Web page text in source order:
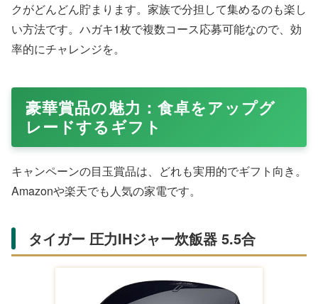
クがどんどん貯まります。家族で分担して集めるのも楽し
い方法です。ハガキ1枚で複数コース応募可能なので、効
率的にチャレンジを。
豪華賞品の魅力：食卓をアップグ
レードするギフト
キャンペーンの目玉賞品は、どれも実用的でギフト向き。
Amazonや楽天でも人気の家電です。
タイガー 圧力IHジャー炊飯器 5.5合